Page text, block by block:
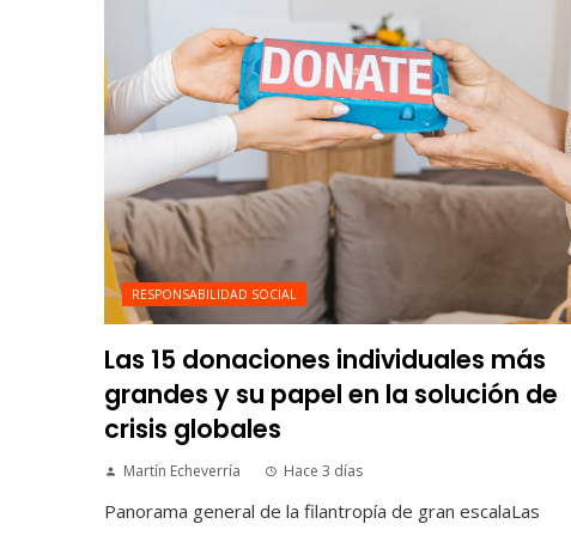
RESPONSABILIDAD SOCIAL
Las 15 donaciones individuales más
grandes y su papel en la solución de
crisis globales
Martín Echeverría Hace 3 días
Panorama general de la filantropía de gran escalaLas